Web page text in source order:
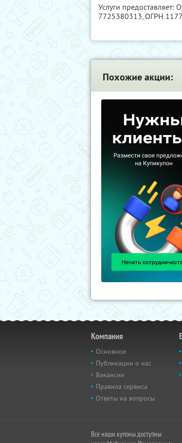
Услуги предоставляет:
7725380313, ОГРН
Похожие акции:
Компания
Основное
Публикации о нас
Вакансии
Правила сервиса
Ответы на вопросы
Все наши купоны доступны